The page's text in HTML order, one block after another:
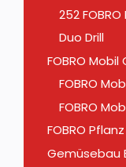
252
Duo Drill
FOBRO
FOBRO
FOBRO
FOBRO
Gemüsebau